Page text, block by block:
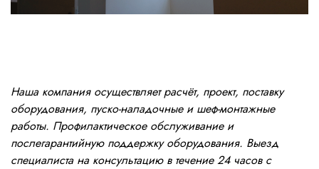
Наша компания осуществляет расчёт, проект, поставку
оборудования, пуско-наладочные и шеф-монтажные
работы. Профилактическое обслуживание и
послегарантийную поддержку оборудования. Выезд
специалиста на консультацию в течение 24 часов с